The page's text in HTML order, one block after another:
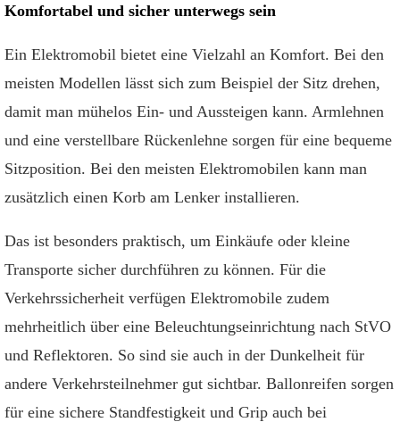
Komfortabel und sicher unterwegs sein
Ein Elektromobil bietet eine Vielzahl an Komfort. Bei den
meisten Modellen lässt sich zum Beispiel der Sitz drehen,
damit man mühelos Ein- und Aussteigen kann. Armlehnen
und eine verstellbare Rückenlehne sorgen für eine bequeme
Sitzposition. Bei den meisten Elektromobilen kann man
zusätzlich einen Korb am Lenker installieren.
Das ist besonders praktisch, um Einkäufe oder kleine
Transporte sicher durchführen zu können. Für die
Verkehrssicherheit verfügen Elektromobile zudem
mehrheitlich über eine Beleuchtungseinrichtung nach StVO
und Reflektoren. So sind sie auch in der Dunkelheit für
andere Verkehrsteilnehmer gut sichtbar. Ballonreifen sorgen
für eine sichere Standfestigkeit und Grip auch bei